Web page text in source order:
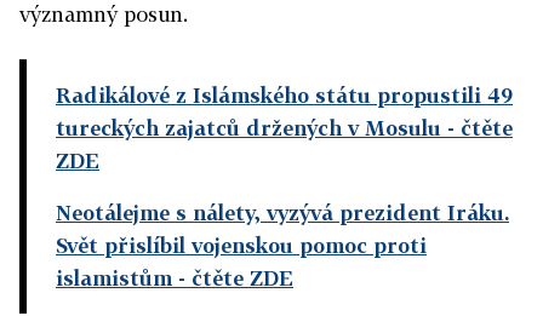
významný posun.
Radikálové z Islámského státu propustili 49
tureckých zajatců držených v Mosulu - čtěte
ZDE
Neotálejme s nálety, vyzývá prezident Iráku.
Svět přislíbil vojenskou pomoc proti
islamistům - čtěte ZDE